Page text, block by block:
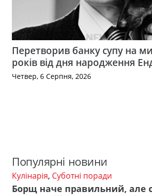
Перетворив банку супу на
років від дня народження
Четвер, 6 Серпня, 2026
Популярні новини
Кулінарія, Суботні поради
Борщ наче правильний, але